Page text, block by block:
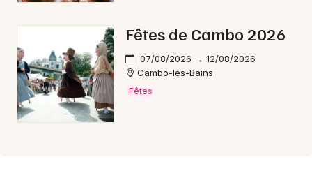
Fêtes de Cambo 2026
07/08/2026 → 12/08/2026
Cambo-les-Bains
Fêtes